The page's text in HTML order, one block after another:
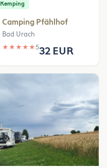
Kemping
Camping Pfählhof
Bad Urach
★ ★ ★ ★ ★532 EUR